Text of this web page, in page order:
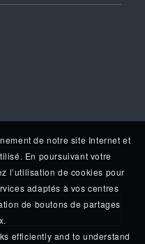
de notre site Internet et
En poursuivant votre
l’utilisation de cookies pour
adaptés à vos centres
de boutons de partages
efficiently and to understand